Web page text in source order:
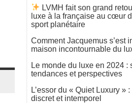
LVMH fait son grand
luxe à la française au cœur
sport planétaire
Comment Jacquemus s’est
maison incontournable du
Le monde du luxe en 2024 :
tendances et perspectives
L’essor du « Quiet Luxury »
discret et intemporel